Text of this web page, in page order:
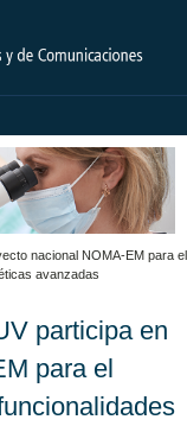
nacional NOMA-EM para el
avanzadas
participa en
para el